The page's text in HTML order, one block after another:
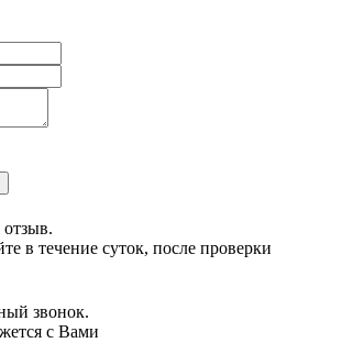
в течение суток, после проверки
звонок.
с Вами